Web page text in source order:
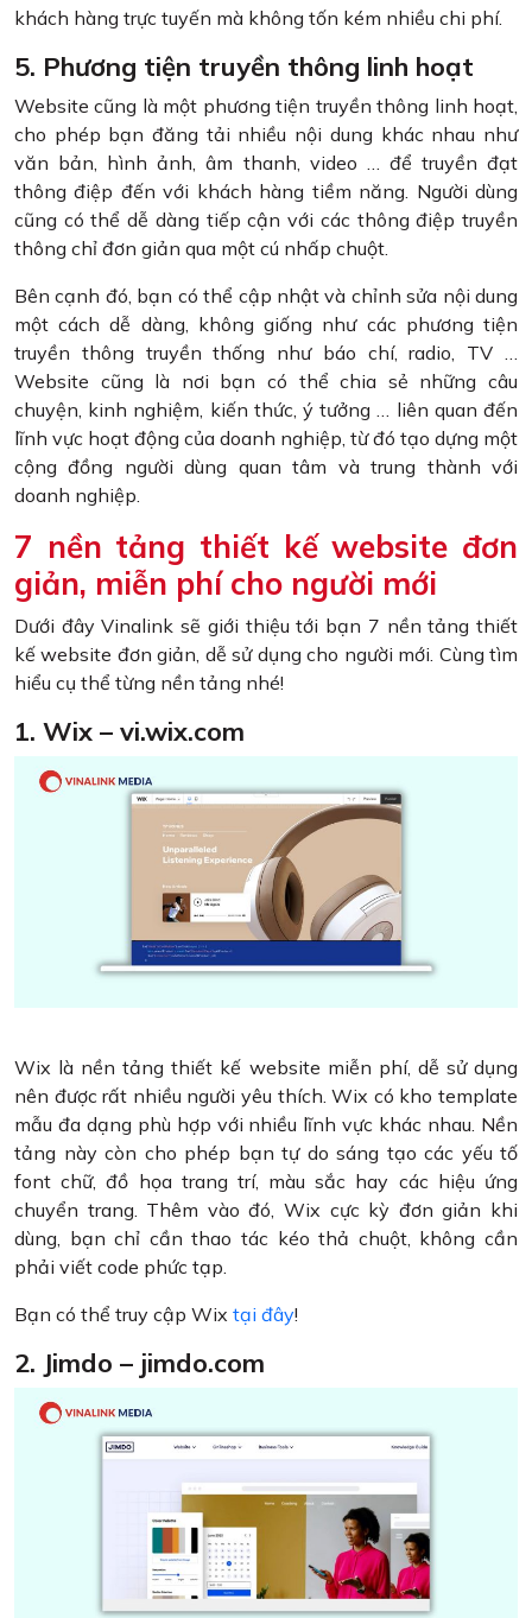
khách hàng trực tuyến mà không tốn kém nhiều chi phí.
5. Phương tiện truyền thông linh hoạt
Website cũng là một phương tiện truyền thông linh hoạt,
cho phép bạn đăng tải nhiều nội dung khác nhau như
văn bản, hình ảnh, âm thanh, video … để truyền đạt
thông điệp đến với khách hàng tiềm năng. Người dùng
cũng có thể dễ dàng tiếp cận với các thông điệp truyền
thông chỉ đơn giản qua một cú nhấp chuột.
Bên cạnh đó, bạn có thể cập nhật và chỉnh sửa nội dung
một cách dễ dàng, không giống như các phương tiện
truyền thông truyền thống như báo chí, radio, TV …
Website cũng là nơi bạn có thể chia sẻ những câu
chuyện, kinh nghiệm, kiến thức, ý tưởng … liên quan đến
lĩnh vực hoạt động của doanh nghiệp, từ đó tạo dựng một
cộng đồng người dùng quan tâm và trung thành với
doanh nghiệp.
7 nền tảng thiết kế website đơn
giản, miễn phí cho người mới
Dưới đây Vinalink sẽ giới thiệu tới bạn 7 nền tảng thiết
kế website đơn giản, dễ sử dụng cho người mới. Cùng tìm
hiểu cụ thể từng nền tảng nhé!
1. Wix – vi.wix.com
Wix là nền tảng thiết kế website miễn phí, dễ sử dụng
nên được rất nhiều người yêu thích. Wix có kho template
mẫu đa dạng phù hợp với nhiều lĩnh vực khác nhau. Nền
tảng này còn cho phép bạn tự do sáng tạo các yếu tố
font chữ, đồ họa trang trí, màu sắc hay các hiệu ứng
chuyển trang. Thêm vào đó, Wix cực kỳ đơn giản khi
dùng, bạn chỉ cần thao tác kéo thả chuột, không cần
phải viết code phức tạp.
Bạn có thể truy cập Wix tại đây!
2. Jimdo – jimdo.com